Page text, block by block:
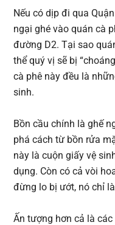
Nếu có dịp đi qua
ngại ghé vào quán cà
đường D2. Tại sao
thể quý vị sẽ bị
cà phê này đều là
sinh.
Bồn cầu chính là ghế
phá cách từ bồn rửa
này là cuộn giấy vệ
dụng. Còn có cả vòi
đừng lo bị ướt, nó chỉ
Ấn tượng hơn cả là